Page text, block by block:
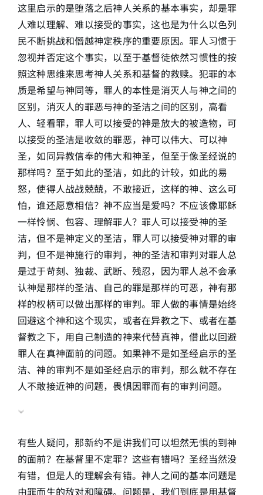
这里启示的是堕落之后神人关系的基本事实，却是罪
人难以理解、难以接受的事实，这也是为什么以色列
民不断挑战和僭越神定秩序的重要原因。罪人习惯于
忽视并否定这个事实，以至于基督徒依然习惯性的按
照这种思维来思考神人关系和基督的救赎。犯罪的本
质是希望与神同等，罪人的本性是消灭人与神之间的
区别，消灭人的罪恶与神的圣洁之间的区别，高看
人、轻看罪，罪人可以接受的神是放大的被造物，可
以接受的圣洁是收敛的罪恶，神可以伟大、可以神
圣，如同异教信奉的伟大和神圣，但至于像圣经说的
那样吗？至于如此的圣洁，如此的计较，如此的易
怒，使得人战战兢兢，不敢接近，这样的神、这么可
怕，谁还愿意相信？神不应当是爱吗？不应该像耶稣
一样怜悯、包容、理解罪人？罪人可以接受神的圣
洁，但不是神定义的圣洁，罪人可以接受神对罪的审
判，但不是神施行的审判，神的圣洁和审判对罪人总
是过于苛刻、独裁、武断、残忍，因为罪人总不会承
认神是那样的圣洁、自己的罪是那样的可恶，神有那
样的权柄可以做出那样的审判。罪人做的事情是始终
回避这个神和这个现实，或者在异教之下、或者在基
督教之下，用自己制造的神来代替真神，借此以回避
罪人在真神面前的问题。如果神不是如圣经启示的圣
洁、神的审判不是如圣经启示的审判，那么就不存在
人不敢接近神的问题，畏惧因罪而有的审判问题。
有些人疑问，那新约不是讲我们可以坦然无惧的到神
的面前？在基督里不定罪？这些有错吗？圣经当然没
有错，但是人的理解会有错。神人之间的基本问题是
由罪而生的敌对和障碍。问题是，我们到底是用基督